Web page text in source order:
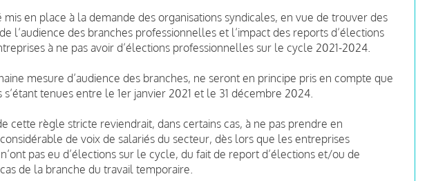
en place à la demande des organisations syndicales, en vue de trouver des
l’audience des branches professionnelles et l’impact des reports d’élections
à ne pas avoir d’élections professionnelles sur le cycle 2021-2024.
mesure d’audience des branches, ne seront en principe pris en compte que
tenues entre le 1er janvier 2021 et le 31 décembre 2024.
cette règle stricte reviendrait, dans certains cas, à ne pas prendre en
de voix de salariés du secteur, dès lors que les entreprises
pas eu d’élections sur le cycle, du fait de report d’élections et/ou de
de la branche du travail temporaire.